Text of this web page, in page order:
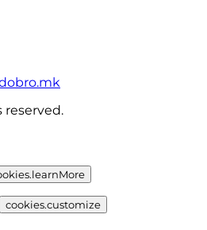
reserved.
cookies.customize